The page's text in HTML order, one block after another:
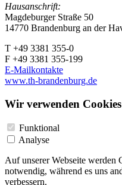
Hausanschrift:
Magdeburger Straße 50
14770 Brandenburg an der
T +49 3381 355-0
F +49 3381 355-199
E-Mailkontakte
www.th-brandenburg.de
Wir verwenden Cookies
Funktional
Analyse
Auf unserer Webseite werden
notwendig, während es uns
verbessern.